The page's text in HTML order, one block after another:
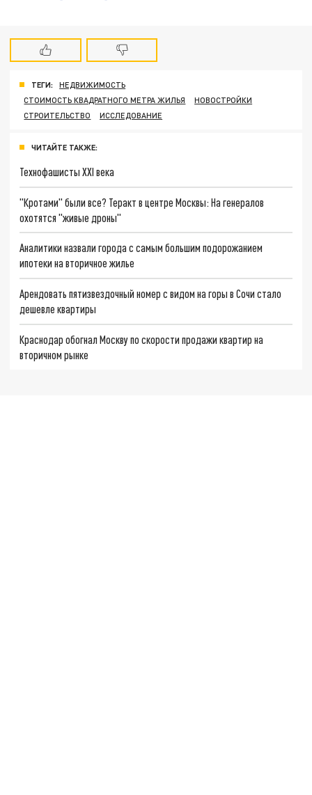
ТЕГИ:
НЕДВИЖИМОСТЬ
СТОИМОСТЬ КВАДРАТНОГО МЕТРА ЖИЛЬЯ
НОВОСТРОЙКИ
СТРОИТЕЛЬСТВО
ИССЛЕДОВАНИЕ
ЧИТАЙТЕ ТАКЖЕ:
Технофашисты XXI века
"Кротами" были все? Теракт в центре Москвы: На генералов
охотятся "живые дроны"
Аналитики назвали города с самым большим подорожанием
ипотеки на вторичное жилье
Арендовать пятизвездочный номер с видом на горы в Сочи стало
дешевле квартиры
Краснодар обогнал Москву по скорости продажи квартир на
вторичном рынке